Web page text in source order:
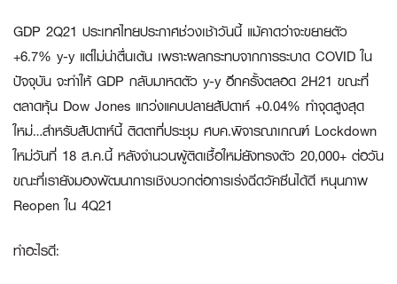
GDP 2Q21 ประเทศไทยประกาศช่วงเช้าวันนี้ แม้คาดว่าจะขยายตัว
+6.7% y-y แต่ไม่น่าตื่นเต้น เพราะผลกระทบจากการระบาด COVID ใน
ปัจจุบัน จะทำให้ GDP กลับมาหดตัว y-y อีกครั้งตลอด 2H21 ขณะที่
ตลาดหุ้น Dow Jones แกว่งแคบปลายสัปดาห์ +0.04% ทำจุดสูงสุด
ใหม่…สำหรับสัปดาห์นี้ ติดตาที่ประชุม ศบค.พิจารณาเกณฑ์ Lockdown
ใหม่วันที่ 18 ส.ค.นี้ หลังจำนวนผู้ติดเชื้อใหม่ยังทรงตัว 20,000+ ต่อวัน
ขณะที่เรายังมองพัฒนาการเชิงบวกต่อการเร่งฉีดวัคซีนได้ดี หนุนภาพ
Reopen ใน 4Q21
ทำอะไรดี: